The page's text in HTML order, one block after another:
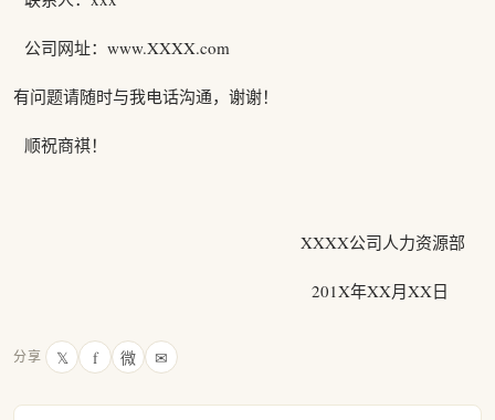
公司网址：www.XXXX.com
有问题请随时与我电话沟通，谢谢！
顺祝商祺！
XXXX公司人力资源部
201X年XX月XX日
分享 𝕏 f 微 ✉